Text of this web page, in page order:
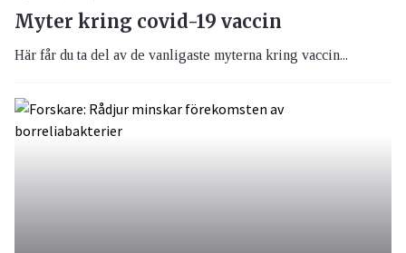
Myter kring covid-19 vaccin
Här får du ta del av de vanligaste myterna kring vaccin...